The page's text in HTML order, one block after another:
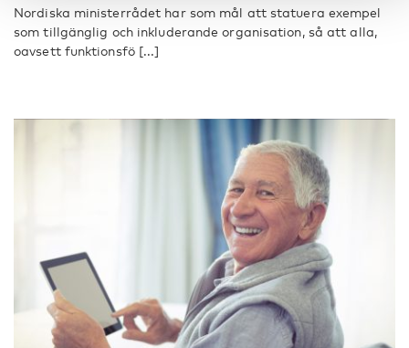
Nordiska ministerrådet har som mål att statuera exempel
som tillgänglig och inkluderande organisation, så att alla,
oavsett funktionsfö [...]